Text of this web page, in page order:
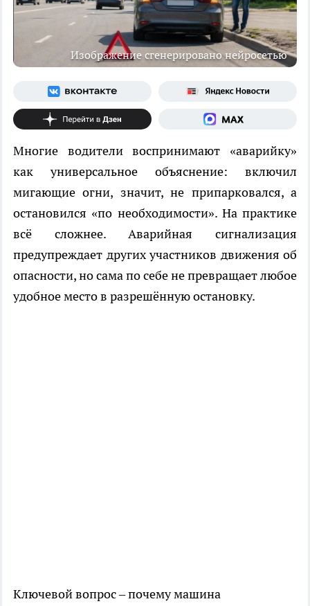
Изображение сгенерировано нейросетью
Многие водители воспринимают «аварийку»
как универсальное объяснение: включил
мигающие огни, значит, не припарковался, а
остановился «по необходимости». На практике
всё сложнее. Аварийная сигнализация
предупреждает других участников движения об
опасности, но сама по себе не превращает любое
удобное место в разрешённую остановку.
Ключевой вопрос – почему машина